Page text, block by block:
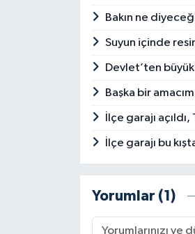
Bakın ne
Suyun içinde
Devlet’ten
Başka bir
İlçe garajı
İlçe garajı bu
Yorumlar (1)